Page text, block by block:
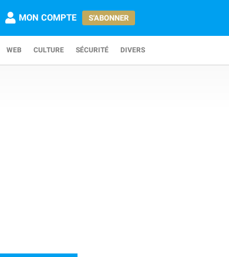
MON COMPTE S'ABONNER
WEB CULTURE SÉCURITÉ DIVERS